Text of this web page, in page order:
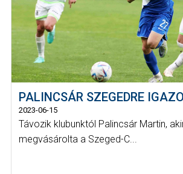
PALINCSÁR SZEGEDRE
2023-06-15
Távozik klubunktól Palincsár Martin,
megvásárolta a Szeged-C...